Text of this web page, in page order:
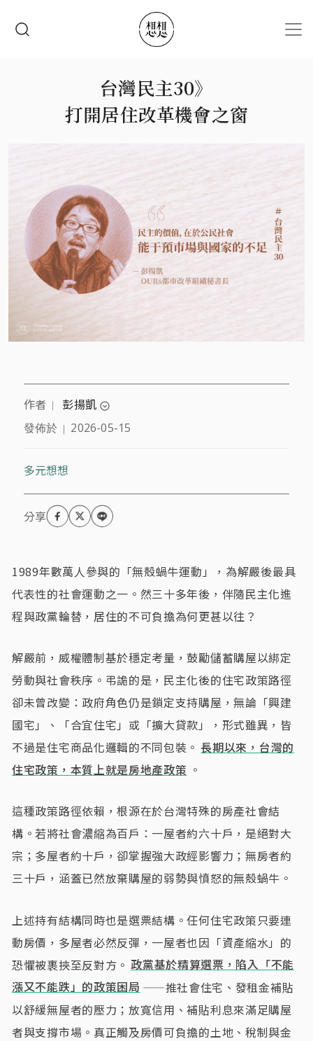
台灣民主30》
打開居住改革機會之窗
作者 ｜ 彭揚凱 expand_circle_down
OURs都市改革組織秘書長，長期投入台灣都市與居住
錄、房地合一稅、租金抵稅等多項制度落實。
發佈於 ｜ 2026-05-15
多元想想
1989年數萬人參與的「無殼蝸牛運動」，為解嚴後最具
代表性的社會運動之一。然三十多年後，伴隨民主化進
程與政黨輪替，居住的不可負擔為何更甚以往？
解嚴前，威權體制基於穩定考量，鼓勵儲蓄購屋以綁定
勞動與社會秩序。弔詭的是，民主化後的住宅政策路徑
卻未曾改變：政府角色仍是鎖定支持購屋，無論「興建
國宅」、「合宜住宅」或「擴大貸款」，形式雖異，皆
不過是住宅商品化邏輯的不同包裝。 長期以來，台灣的
住宅政策，本質上就是房地產政策 。
這種政策路徑依賴，根源在於台灣特殊的房產社會結
構。若將社會濃縮為百戶：一屋者約六十戶，是絕對大
宗；多屋者約十戶，卻掌握強大政經影響力；無房者約
三十戶，涵蓋已然放棄購屋的弱勢與憤怒的無殼蝸牛。
上述持有結構同時也是選票結構。任何住宅政策只要連
動房價，多屋者必然反彈，一屋者也因「資產縮水」的
恐懼被裹挾至反對方。 政黨基於精算選票，陷入「不能
漲又不能跌」的政策困局 ——推社會住宅、發租金補貼
以舒緩無屋者的壓力；放寬信用、補貼利息來滿足購屋
者與支撐市場。真正觸及房價可負擔的土地、稅制與金